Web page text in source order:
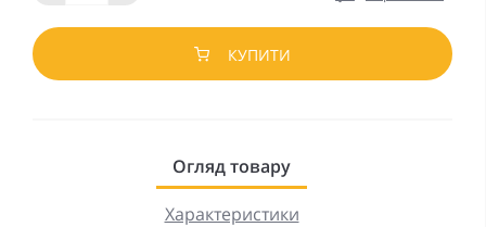
КУПИТИ
Огляд товару
Характеристики